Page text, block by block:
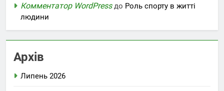
Комментатор WordPressдо Роль спорту в житті
людини
Архів
Липень 2026